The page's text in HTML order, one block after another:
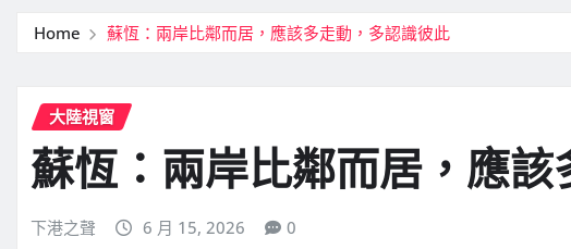
Home 蘇恆：兩岸比鄰而居，應該多走動，多認識彼此
大陸視窗
蘇恆：兩岸比鄰而居，應
下港之聲 6 月 15, 2026 0